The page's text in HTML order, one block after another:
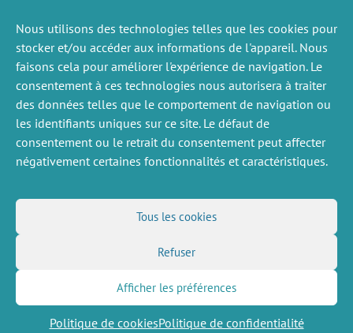
Nous utilisons des technologies telles que les cookies pour
stocker et/ou accéder aux informations de l'appareil. Nous
faisons cela pour améliorer l'expérience de navigation. Le
consentement à ces technologies nous autorisera à traiter
des données telles que le comportement de navigation ou
les identifiants uniques sur ce site. Le défaut de
consentement ou le retrait du consentement peut affecter
négativement certaines fonctionnalités et caractéristiques.
Tous les cookies
Refuser
Afficher les préférences
Politique de cookiesPolitique de confidentialité
ACTUALITÉS
DIVERS
Mentions légales
Politique de confidentialité
NOUS SUIVRE
Flux RSS
Réseaux sociaux
(Twitter)
Inscription à la newsletter